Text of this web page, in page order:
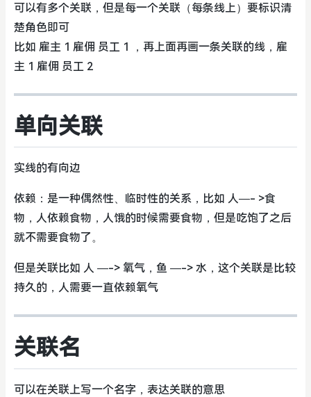
可以有多个关联，但是每一个关联（每条线上）要标识清
楚角色即可
比如 雇主 1 雇佣 员工 1 ，再上面再画一条关联的线，雇
主 1 雇佣 员工 2
单向关联
实线的有向边
依赖：是一种偶然性、临时性的关系，比如 人—- >食
物，人依赖食物，人饿的时候需要食物，但是吃饱了之后
就不需要食物了。
但是关联比如 人 —-> 氧气，鱼 —-> 水，这个关联是比较
持久的，人需要一直依赖氧气
关联名
可以在关联上写一个名字，表达关联的意思